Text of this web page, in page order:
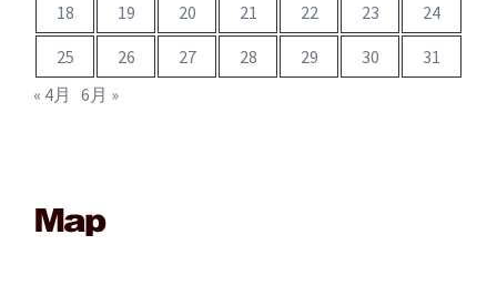
18
19 20 21 22 23
24
25
26 27 28 29 30
31
« 4月 6月 »